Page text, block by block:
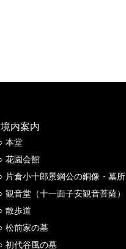
境内案内
本堂
花園会館
片倉小十郎景綱公の銅像・墓所
観音堂（十一面子安観音菩薩）
散歩道
松前家の墓
初代谷風の墓